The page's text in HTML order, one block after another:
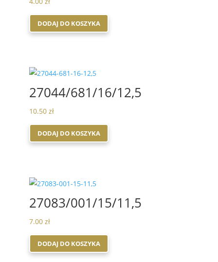
DODAJ DO KOSZYKA
27044/681/16/12,5
10.50 zł
DODAJ DO KOSZYKA
27083/001/15/11,5
7.00 zł
DODAJ DO KOSZYKA